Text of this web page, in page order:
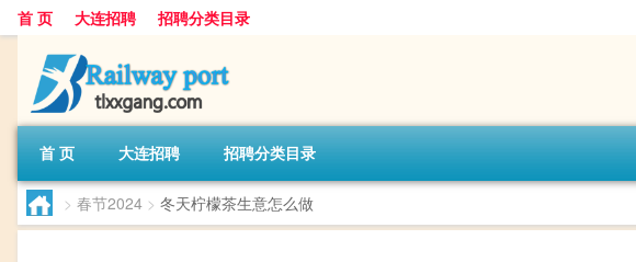
首 页 大连招聘 招聘分类目录
首 页 大连招聘 招聘分类目录
> 春节2024 > 冬天柠檬茶生意怎么做